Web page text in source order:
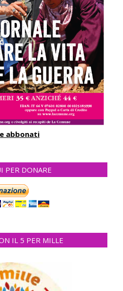
abbonati
PER DONARE
IL 5 PER MILLE